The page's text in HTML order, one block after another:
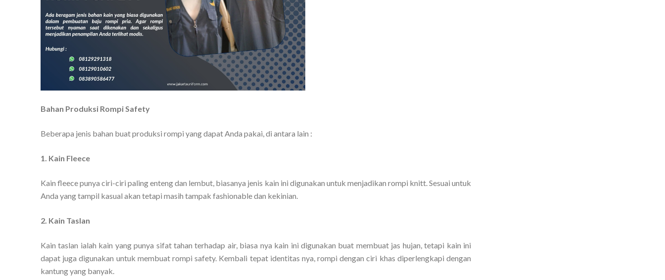
Bahan Produksi Rompi Safety
Beberapa jenis bahan buat produksi rompi yang dapat Anda pakai, di antara lain :
1. Kain Fleece
Kain fleece punya ciri-ciri paling enteng dan lembut, biasanya jenis kain ini digunakan untuk menjadikan rompi knitt. Sesuai untuk
Anda yang tampil kasual akan tetapi masih tampak fashionable dan kekinian.
2. Kain Taslan
Kain taslan ialah kain yang punya sifat tahan terhadap air, biasa nya kain ini digunakan buat membuat jas hujan, tetapi kain ini
dapat juga digunakan untuk membuat rompi safety. Kembali tepat identitas nya, rompi dengan ciri khas diperlengkapi dengan
kantung yang banyak.